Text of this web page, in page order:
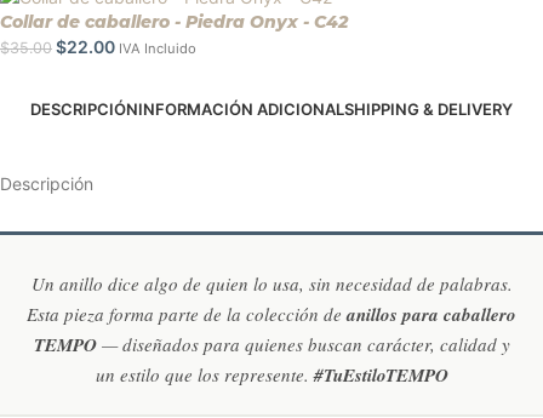
Collar de caballero - Piedra Onyx - C42
$35.00 $22.00 IVA Incluido
DESCRIPCIÓNINFORMACIÓN ADICIONALSHIPPING & DELIVERY
Descripción
Un anillo dice algo de quien lo usa, sin necesidad de palabras.
Esta pieza forma parte de la colección deanillos para caballero
TEMPO— diseñados para quienes buscan carácter, calidad y
un estilo que los represente.#TuEstiloTEMPO